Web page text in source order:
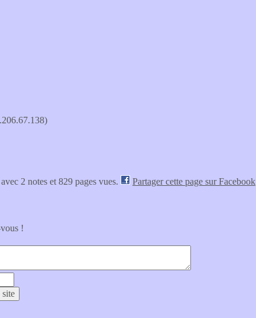
2 notes et 829 pages vues.
Partager cette page sur Facebook
!